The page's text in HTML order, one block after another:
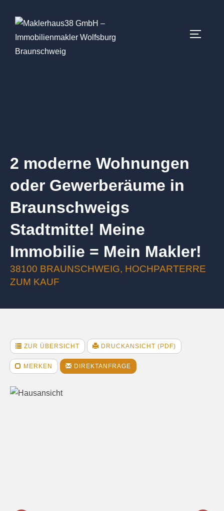
2 moderne Wohnungen
oder Gewerberäume in
Braunschweigs
Stadtmitte! Meine
Immobilie = Mein Makler!
38100 BRAUNSCHWEIG, HOCHPARTERRE
ZUM KAUF
ZUR ÜBERSICHT DRUCKANSICHT (PDF)
MERKEN DIREKTANFRAGE